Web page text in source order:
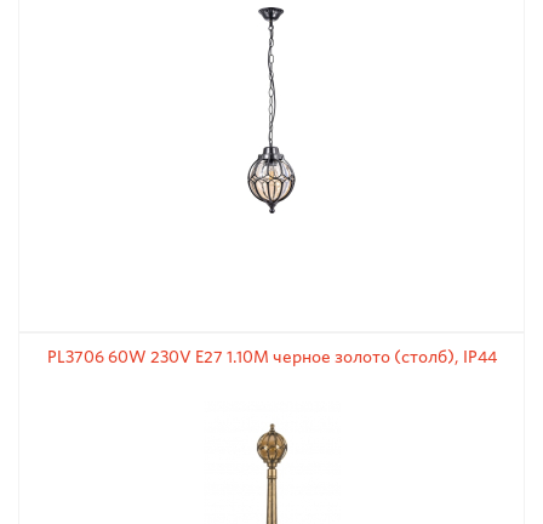
PL3706 60W 230V E27 1.10М черное золото (столб), IP44